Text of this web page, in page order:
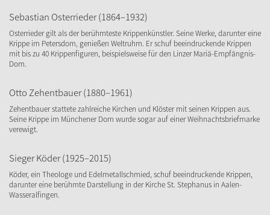
Sebastian Osterrieder (1864–1932)
Osterrieder gilt als der berühmteste Krippenkünstler. Seine Werke, darunter eine
Krippe im Petersdom, genießen Weltruhm. Er schuf beeindruckende Krippen
mit bis zu 40 Krippenfiguren, beispielsweise für den Linzer Mariä-Empfängnis-
Dom.
Otto Zehentbauer (1880–1961)
Zehentbauer stattete zahlreiche Kirchen und Klöster mit seinen Krippen aus.
Seine Krippe im Münchener Dom wurde sogar auf einer Weihnachtsbriefmarke
verewigt.
Sieger Köder (1925–2015)
Köder, ein Theologe und Edelmetallschmied, schuf beeindruckende Krippen,
darunter eine berühmte Darstellung in der Kirche St. Stephanus in Aalen-
Wasseralfingen.